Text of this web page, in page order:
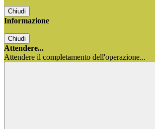
Chiudi
Informazione
Chiudi
Attendere...
Attendere il completamento dell'operazione...